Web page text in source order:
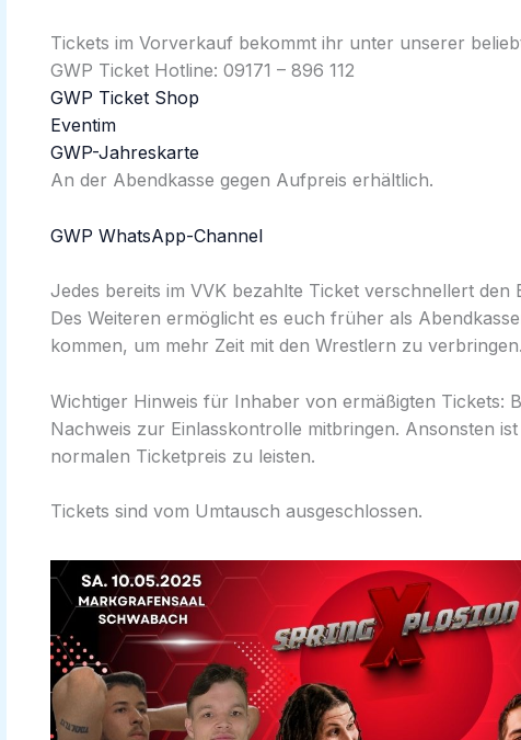
Tickets im Vorverkauf bekommt ihr unter unserer
GWP Ticket Hotline: 09171 – 896 112
GWP Ticket Shop
Eventim
GWP-Jahreskarte
An der Abendkasse gegen Aufpreis erhältlich.
GWP WhatsApp-Channel
Jedes bereits im VVK bezahlte Ticket verschnellert den
Des Weiteren ermöglicht es euch früher als
kommen, um mehr Zeit mit den Wrestlern zu verbringen.
Wichtiger Hinweis für Inhaber von ermäßigten Tickets:
Nachweis zur Einlasskontrolle mitbringen. Ansonsten
normalen Ticketpreis zu leisten.
Tickets sind vom Umtausch ausgeschlossen.